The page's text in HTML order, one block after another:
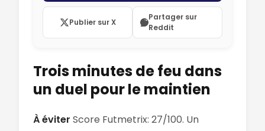
Publier sur X
Partager sur
Reddit
Trois minutes de feu dans
un duel pour le maintien
À éviter Score Futmetrix: 27/100. Un